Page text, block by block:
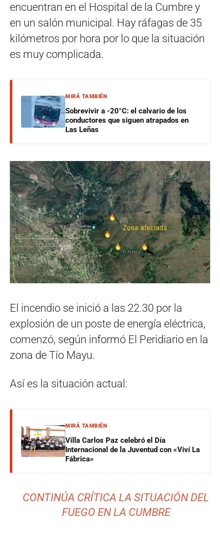
encuentran en el Hospital de la Cumbre y
en un salón municipal. Hay ráfagas de 35
kilómetros por hora por lo que la situación
es muy complicada.
MIRÁ TAMBIÉN
Sobrevivir a -20°C: el calvario de los
conductores que siguen atrapados en
Las Leñas
El incendio se inició a las 22.30 por la
explosión de un poste de energía eléctrica,
comenzó, según informó El Peridiario en la
zona de Tío Mayu.
Así es la situación actual:
MIRÁ TAMBIÉN
Villa Carlos Paz celebró el Día
Internacional de la Juventud con «Viví La
Fábrica»
CONTINÚA CRÍTICA LA SITUACIÓN DEL
FUEGO EN LA CUMBRE